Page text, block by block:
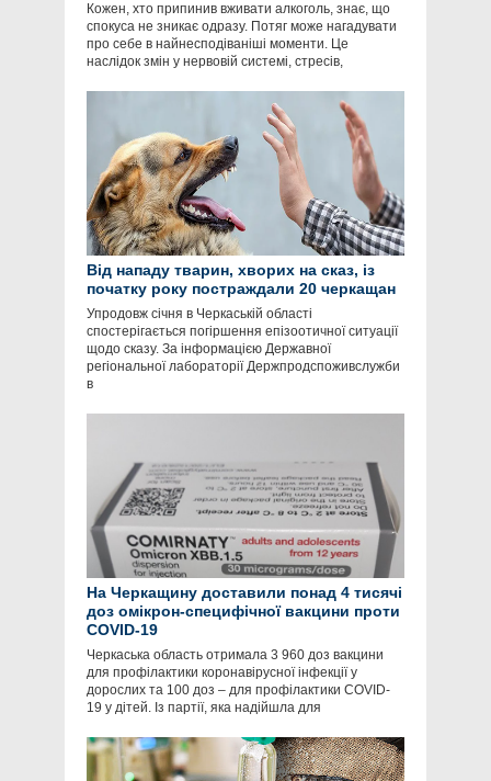
Кожен, хто припинив вживати алкоголь, знає, що
спокуса не зникає одразу. Потяг може нагадувати
про себе в найнесподіваніші моменти. Це
наслідок змін у нервовій системі, стресів,
Від нападу тварин, хворих на сказ, із
початку року постраждали 20 черкащан
Упродовж січня в Черкаській області
спостерігається погіршення епізоотичної ситуації
щодо сказу. За інформацією Державної
регіональної лабораторії Держпродспоживслужби
в
На Черкащину доставили понад 4 тисячі
доз омікрон-специфічної вакцини проти
COVID-19
Черкаська область отримала 3 960 доз вакцини
для профілактики коронавірусної інфекції у
дорослих та 100 доз – для профілактики COVID-
19 у дітей. Із партії, яка надійшла для